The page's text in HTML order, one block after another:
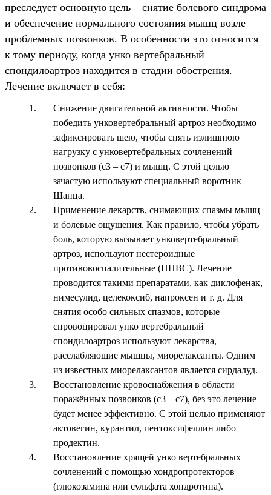
преследует основную цель – снятие болевого синдрома
и обеспечение нормального состояния мышц возле
проблемных позвонков. В особенности это относится
к тому периоду, когда унко вертебральный
спондилоартроз находится в стадии обострения.
Лечение включает в себя:
Снижение двигательной активности. Чтобы
победить унковертебральный артроз необходимо
зафиксировать шею, чтобы снять излишнюю
нагрузку с унковертебральных сочленений
позвонков (с3 – с7) и мышц. С этой целью
зачастую используют специальный воротник
Шанца.
Применение лекарств, снимающих спазмы мышц
и болевые ощущения. Как правило, чтобы убрать
боль, которую вызывает унковертебральный
артроз, используют нестероидные
противовоспалительные (НПВС). Лечение
проводится такими препаратами, как диклофенак,
нимесулид, целекоксиб, напроксен и т. д. Для
снятия особо сильных спазмов, которые
спровоцировал унко вертебральный
спондилоартроз используют лекарства,
расслабляющие мышцы, миорелаксанты. Одним
из известных миорелаксантов является сирдалуд.
Восстановление кровоснабжения в области
поражённых позвонков (с3 – с7), без это лечение
будет менее эффективно. С этой целью применяют
актовегин, курантил, пентоксифеллин либо
продектин.
Восстановление хрящей унко вертебральных
сочленений с помощью хондропротекторов
(глюкозамина или сульфата хондротина).